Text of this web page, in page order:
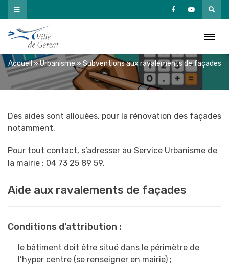
Passer
au
contenu
Subventions aux ravalements
Accueil»Urbanisme» Subventions aux ravalements de façades
Des aides sont allouées, pour la rénovation des façades
notamment.
Pour tout contact, s’adresser au Service Urbanisme de
la mairie : 04 73 25 89 59.
Aide aux ravalements de façades
Conditions d’attribution :
le bâtiment doit être situé dans le périmètre de
l’hyper centre (se renseigner en mairie) ;